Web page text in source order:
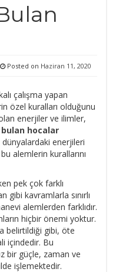
Posted on Haziran 11, 2020
çalışma yapan
özel kuralları olduğunu
enerjiler ve ilimler,
bulan hocalar
enerjileri
alemlerin kurallarını
pek çok farklı
gibi kavramlarla sınırlı
alemlerden farklıdır.
hiçbir önemi yoktur.
belirtildiği gibi, öte
içindedir. Bu
bir güçle, zaman ve
işlemektedir.